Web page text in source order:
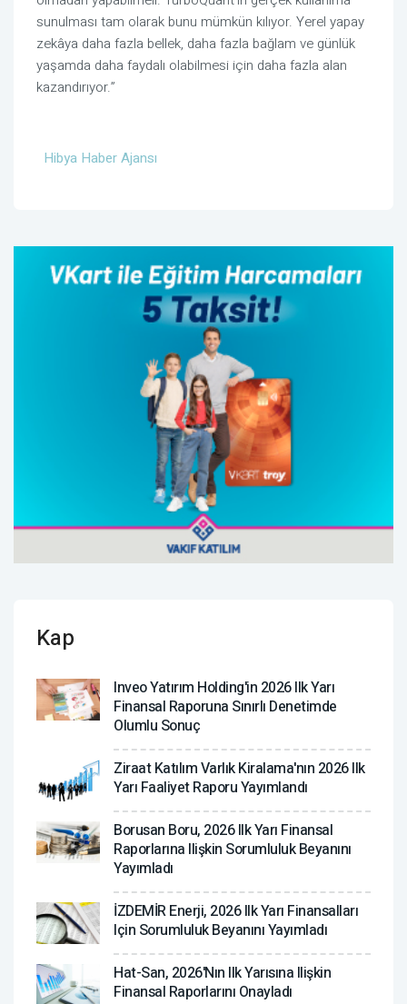
sunulması tam olarak bunu mümkün kılıyor. Yerel yapay
zekâya daha fazla bellek, daha fazla bağlam ve günlük
yaşamda daha faydalı olabilmesi için daha fazla alan
kazandırıyor.”
Hibya Haber Ajansı
Kap
Inveo Yatırım Holding'in 2026 Ilk Yarı
Finansal Raporuna Sınırlı Denetimde
Olumlu Sonuç
Ziraat Katılım Varlık Kiralama'nın 2026 Ilk
Yarı Faaliyet Raporu Yayımlandı
Borusan Boru, 2026 Ilk Yarı Finansal
Raporlarına Ilişkin Sorumluluk Beyanını
Yayımladı
İZDEMİR Enerji, 2026 Ilk Yarı Finansalları
Için Sorumluluk Beyanını Yayımladı
Hat-San, 2026'nın Ilk Yarısına Ilişkin
Finansal Raporlarını Onayladı